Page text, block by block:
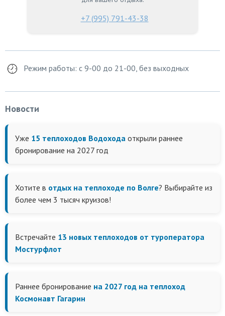
+7 (995) 791-43-38
Режим работы: с 9-00 до 21-00, без выходных
Новости
Уже 15 теплоходов Водохода открыли раннее
бронирование на 2027 год
Хотите в отдых на теплоходе по Волге? Выбирайте из
более чем 3 тысяч круизов!
Встречайте 13 новых теплоходов от туроператора
Мостурфлот
Раннее бронирование на 2027 год на теплоход
Космонавт Гагарин